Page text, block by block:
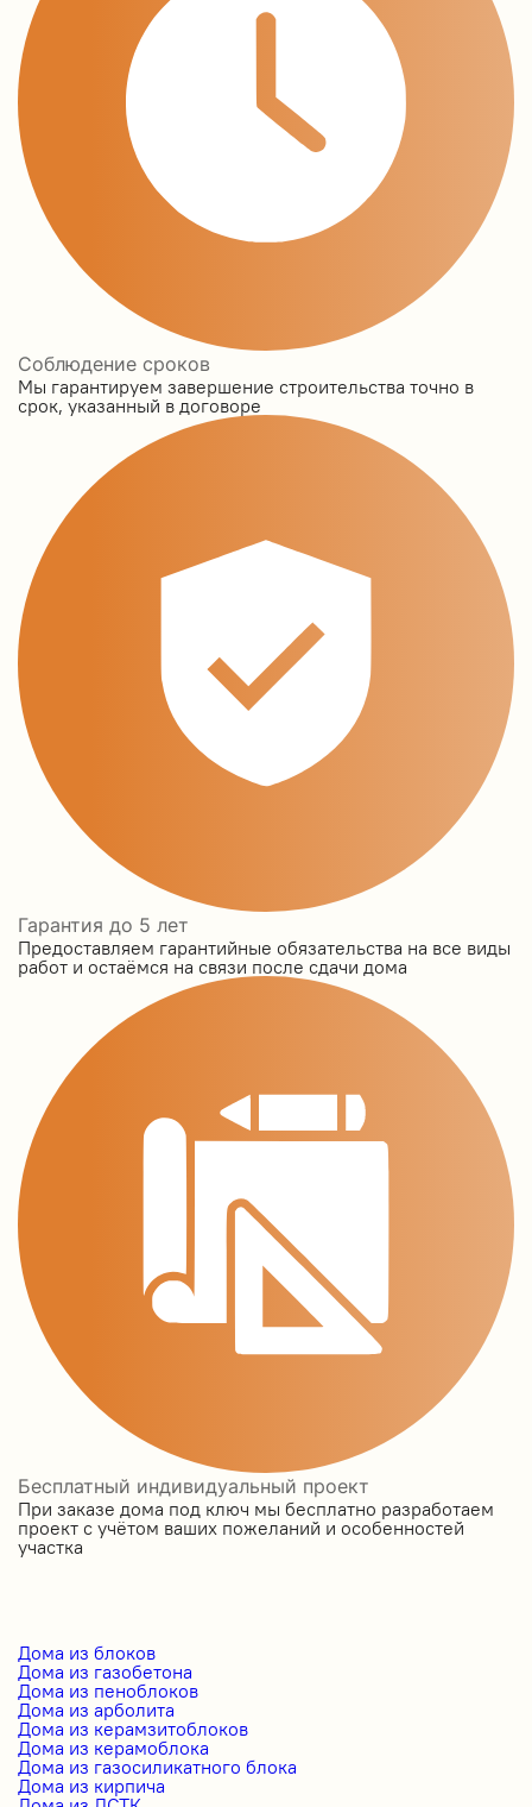
Соблюдение сроков
Мы гарантируем завершение строительства точно в
срок, указанный в договоре
Гарантия до 5 лет
Предоставляем гарантийные обязательства на все виды
работ и остаёмся на связи после сдачи дома
Бесплатный индивидуальный проект
При заказе дома под ключ мы бесплатно разработаем
проект с учётом ваших пожеланий и особенностей
участка
Дома из блоков
Дома из газобетона
Дома из пеноблоков
Дома из арболита
Дома из керамзитоблоков
Дома из керамоблока
Дома из газосиликатного блока
Дома из кирпича